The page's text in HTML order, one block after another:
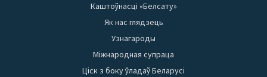
Каштоўнасці «Белсату»
Як нас глядзець
Узнагароды
Міжнародная супраца
Ціск з боку ўладаў Беларусі